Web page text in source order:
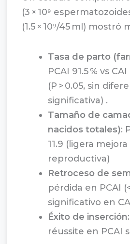
(3 × 10⁹
(1.5 × 10⁹/45 ml) mostró
Tasa de parto
PCAI 91.5 % vs CAI
(P > 0.05, sin
significativa) .
Tamaño de
nacidos totales):
11.9 (ligera
reproductiva)
Retroceso de
pérdida en PCAI
significativo en
Éxito de inserción
réussite en PCAI